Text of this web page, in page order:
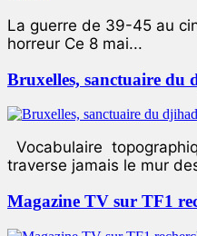
La guerre de 39-45 au
horreur Ce 8 mai...
Bruxelles, sanctuaire du
Vocabulaire
traverse jamais le mur
Magazine TV sur TF1